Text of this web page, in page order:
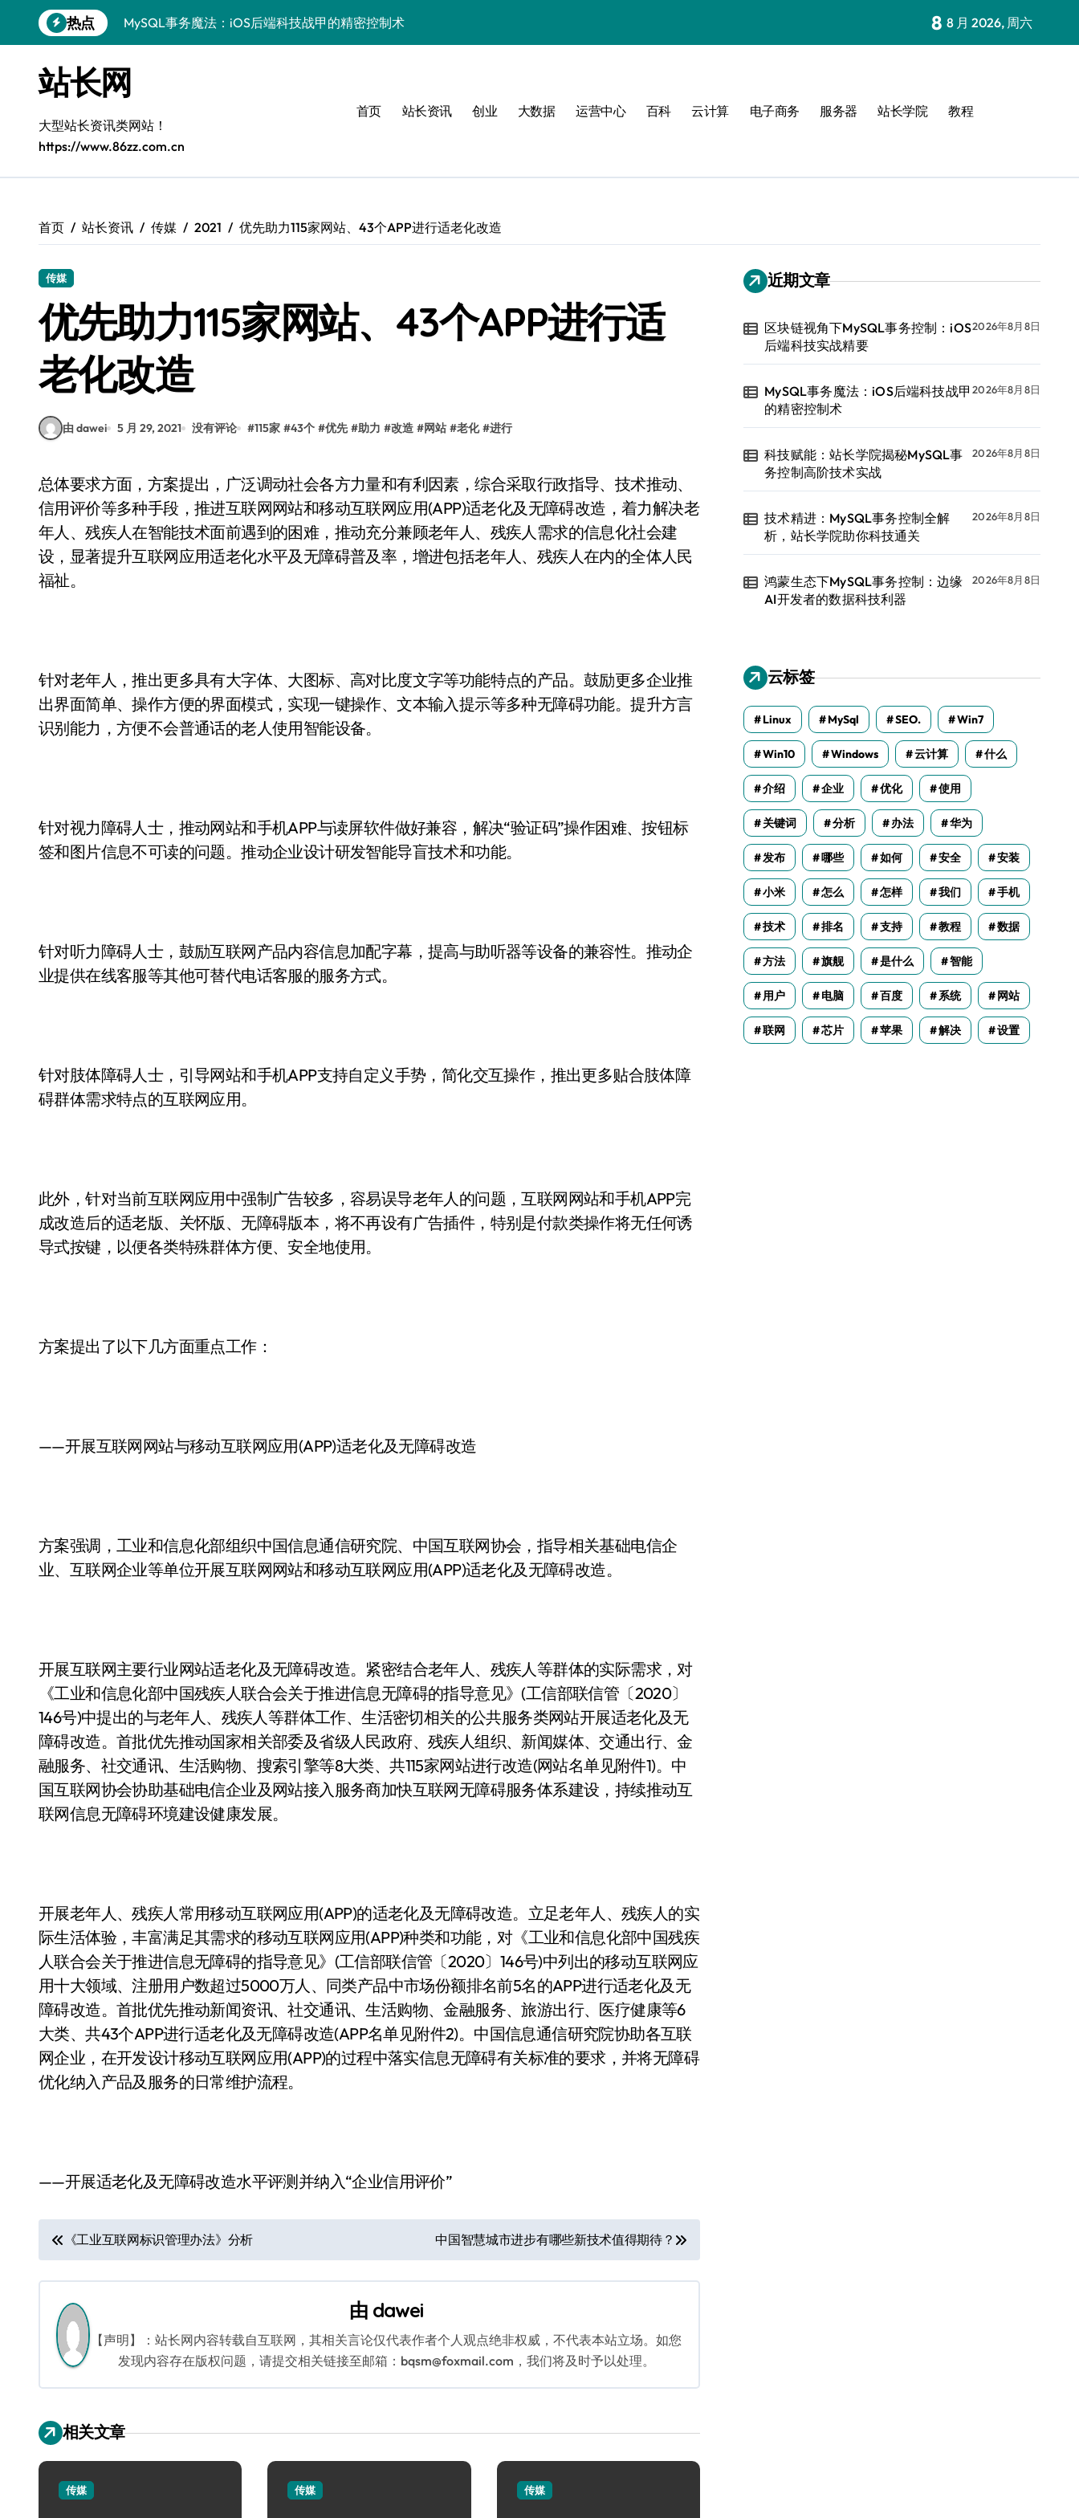
到
热点
MySQL事务魔法：iOS后端科技战甲的精密控制术
技术精进：MySQL事务控制全解析，站长学院助你科技通关
鸿蒙生态下MySQL事务控制：边缘AI开发者的数据科技利器
Go语言赋能MySQL事务管理：科技驱动的高效实践精要
AI赋能站长：MySQL事务控制技术实战精解与科技应用
VR开发进阶：MySQL事务控制精析与科技实战赋能方案
区块链视角下MySQL事务控制：iOS后端科技实战精要
8 8 月 2026, 周六
站长网
大型站长资讯类网站！
https://www.86zz.com.cn
首页 站长资讯 创业 大数据 运营中心 百科 云计算 电子商务 服务器 站长学院 教程
首页 站长资讯 传媒 2021 优先助力115家网站、43个APP进行适老化改造
传媒
优先助力115家网站、43个APP进行适
老化改造
由 dawei 5 月 29, 2021 没有评论 #115家 #43个 #优先 #助力 #改造 #网站 #老化 #进行
总体要求方面，方案提出，广泛调动社会各方力量和有利因素，综合采取行政指导、技术推动、
信用评价等多种手段，推进互联网网站和移动互联网应用(APP)适老化及无障碍改造，着力解决老
年人、残疾人在智能技术面前遇到的困难，推动充分兼顾老年人、残疾人需求的信息化社会建
设，显著提升互联网应用适老化水平及无障碍普及率，增进包括老年人、残疾人在内的全体人民
福祉。
针对老年人，推出更多具有大字体、大图标、高对比度文字等功能特点的产品。鼓励更多企业推
出界面简单、操作方便的界面模式，实现一键操作、文本输入提示等多种无障碍功能。提升方言
识别能力，方便不会普通话的老人使用智能设备。
针对视力障碍人士，推动网站和手机APP与读屏软件做好兼容，解决“验证码”操作困难、按钮标
签和图片信息不可读的问题。推动企业设计研发智能导盲技术和功能。
针对听力障碍人士，鼓励互联网产品内容信息加配字幕，提高与助听器等设备的兼容性。推动企
业提供在线客服等其他可替代电话客服的服务方式。
针对肢体障碍人士，引导网站和手机APP支持自定义手势，简化交互操作，推出更多贴合肢体障
碍群体需求特点的互联网应用。
此外，针对当前互联网应用中强制广告较多，容易误导老年人的问题，互联网网站和手机APP完
成改造后的适老版、关怀版、无障碍版本，将不再设有广告插件，特别是付款类操作将无任何诱
导式按键，以便各类特殊群体方便、安全地使用。
方案提出了以下几方面重点工作：
——开展互联网网站与移动互联网应用(APP)适老化及无障碍改造
方案强调，工业和信息化部组织中国信息通信研究院、中国互联网协会，指导相关基础电信企
业、互联网企业等单位开展互联网网站和移动互联网应用(APP)适老化及无障碍改造。
开展互联网主要行业网站适老化及无障碍改造。紧密结合老年人、残疾人等群体的实际需求，对
《工业和信息化部中国残疾人联合会关于推进信息无障碍的指导意见》(工信部联信管〔2020〕
146号)中提出的与老年人、残疾人等群体工作、生活密切相关的公共服务类网站开展适老化及无
障碍改造。首批优先推动国家相关部委及省级人民政府、残疾人组织、新闻媒体、交通出行、金
融服务、社交通讯、生活购物、搜索引擎等8大类、共115家网站进行改造(网站名单见附件1)。中
国互联网协会协助基础电信企业及网站接入服务商加快互联网无障碍服务体系建设，持续推动互
联网信息无障碍环境建设健康发展。
开展老年人、残疾人常用移动互联网应用(APP)的适老化及无障碍改造。立足老年人、残疾人的实
际生活体验，丰富满足其需求的移动互联网应用(APP)种类和功能，对《工业和信息化部中国残疾
人联合会关于推进信息无障碍的指导意见》(工信部联信管〔2020〕146号)中列出的移动互联网应
用十大领域、注册用户数超过5000万人、同类产品中市场份额排名前5名的APP进行适老化及无
障碍改造。首批优先推动新闻资讯、社交通讯、生活购物、金融服务、旅游出行、医疗健康等6
大类、共43个APP进行适老化及无障碍改造(APP名单见附件2)。中国信息通信研究院协助各互联
网企业，在开发设计移动互联网应用(APP)的过程中落实信息无障碍有关标准的要求，并将无障碍
优化纳入产品及服务的日常维护流程。
——开展适老化及无障碍改造水平评测并纳入“企业信用评价”
文
章
导
航
《工业互联网标识管理办法》分析 中国智慧城市进步有哪些新技术值得期待？
由 dawei
【声明】：站长网内容转载自互联网，其相关言论仅代表作者个人观点绝非权威，不代表本站立场。如您
发现内容存在版权问题，请提交相关链接至邮箱：bqsm@foxmail.com，我们将及时予以处理。
相关文章
传媒 传媒 传媒
近期文章
区块链视角下MySQL事务控制：iOS
后端科技实战精要
2026年8月8日
MySQL事务魔法：iOS后端科技战甲
的精密控制术
2026年8月8日
科技赋能：站长学院揭秘MySQL事
务控制高阶技术实战
2026年8月8日
技术精进：MySQL事务控制全解
析，站长学院助你科技通关
2026年8月8日
鸿蒙生态下MySQL事务控制：边缘
AI开发者的数据科技利器
2026年8月8日
云标签
Linux MySql SEO. Win7
Win10 Windows 云计算 什么
介绍 企业 优化 使用
关键词 分析 办法 华为
发布 哪些 如何 安全 安装
小米 怎么 怎样 我们 手机
技术 排名 支持 教程 数据
方法 旗舰 是什么 智能
用户 电脑 百度 系统 网站
联网 芯片 苹果 解决 设置